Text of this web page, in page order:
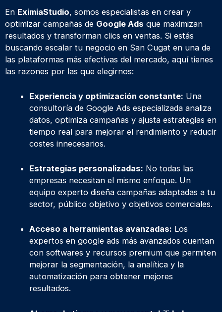
En EximiaStudio, somos especialistas en crear y
optimizar campañas de Google Ads que maximizan
resultados y transforman clics en ventas. Si estás
buscando escalar tu negocio en San Cugat en una de
las plataformas más efectivas del mercado, aquí tienes
las razones por las que elegirnos:
Experiencia y optimización constante: Una
consultoría de Google Ads especializada analiza
datos, optimiza campañas y ajusta estrategias en
tiempo real para mejorar el rendimiento y reducir
costes innecesarios.
Estrategias personalizadas: No todas las
empresas necesitan el mismo enfoque. Un
equipo experto diseña campañas adaptadas a tu
sector, público objetivo y objetivos comerciales.
Acceso a herramientas avanzadas: Los
expertos en google ads más avanzados cuentan
con softwares y recursos premium que permiten
mejorar la segmentación, la analítica y la
automatización para obtener mejores
resultados.